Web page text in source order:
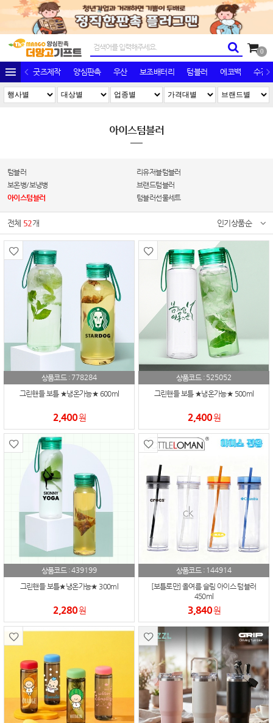
0
굿즈제작 양심판촉 우산 보조배터리 텀블러 에코백 수건/
아이스텀블러
텀블러
리유저블텀블러
보온병/보냉병
브랜드텀블러
아이스텀블러
텀블러선물세트
전체 52개 인기상품순
상품코드 : 778284
그린핸들 보틀 ★냉온가능★ 600ml
2,400원
상품코드 : 525052
그린핸들 보틀 ★냉온가능★ 500ml
2,400원
상품코드 :439199
그린핸들 보틀★냉온가능★ 300ml
2,280원
상품코드 : 144914
[보틀로만] 올여름 슬림 아이스 텀블러
450ml
3,840원